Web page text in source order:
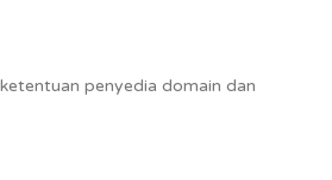
penyedia domain dan